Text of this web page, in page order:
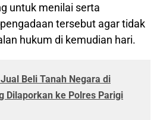
untuk menilai serta
tersebut agar tidak
hukum di kemudian hari.
Beli Tanah Negara di
Dilaporkan ke Polres Parigi